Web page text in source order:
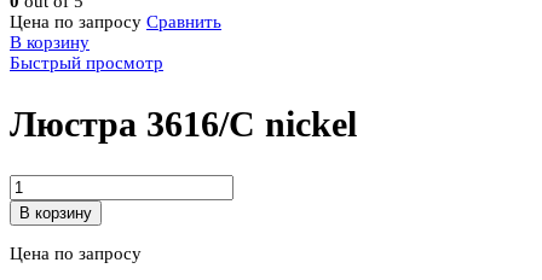
Цена по запросу Сравнить
В корзину
Быстрый просмотр
Люстра 3616/C nickel
Количество
Люстра
3616/C
nickel
В корзину
Цена по запросу